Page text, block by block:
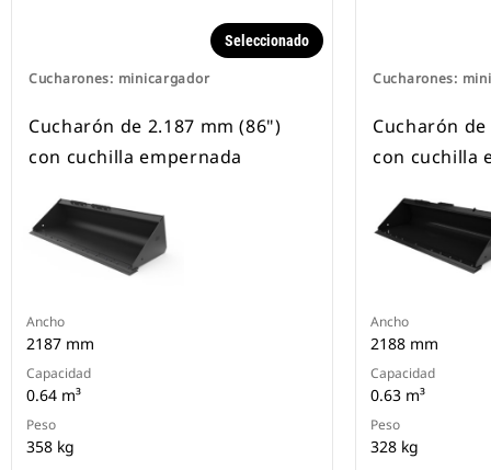
Cucharones: minicargador
Seleccionado
Cucharón de 2.187 mm (86")
con cuchilla empernada
Ancho
2187 mm
Capacidad
0.64 m³
Peso
358 kg
Cucharones:
Cucharón
con cuchilla
Ancho
2188 mm
Capacidad
0.63 m³
Peso
328 kg